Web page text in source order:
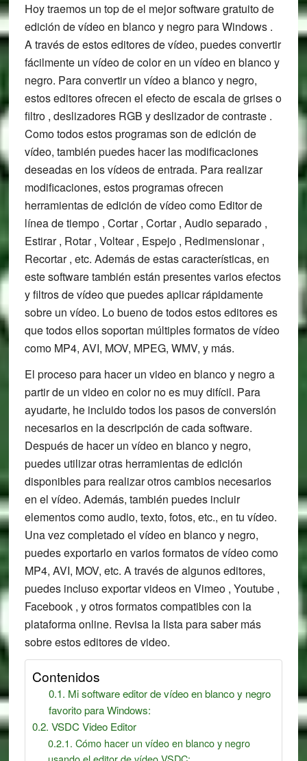
Hoy traemos un top de el mejor software gratuito de
edición de vídeo en blanco y negro para Windows .
A través de estos editores de vídeo, puedes convertir
fácilmente un vídeo de color en un vídeo en blanco y
negro. Para convertir un vídeo a blanco y negro,
estos editores ofrecen el efecto de escala de grises o
filtro , deslizadores RGB y deslizador de contraste .
Como todos estos programas son de edición de
vídeo, también puedes hacer las modificaciones
deseadas en los vídeos de entrada. Para realizar
modificaciones, estos programas ofrecen
herramientas de edición de vídeo como Editor de
línea de tiempo , Cortar , Cortar , Audio separado ,
Estirar , Rotar , Voltear , Espejo , Redimensionar ,
Recortar , etc. Además de estas características, en
este software también están presentes varios efectos
y filtros de vídeo que puedes aplicar rápidamente
sobre un vídeo. Lo bueno de todos estos editores es
que todos ellos soportan múltiples formatos de vídeo
como MP4, AVI, MOV, MPEG, WMV, y más.
El proceso para hacer un video en blanco y negro a
partir de un video en color no es muy difícil. Para
ayudarte, he incluido todos los pasos de conversión
necesarios en la descripción de cada software.
Después de hacer un vídeo en blanco y negro,
puedes utilizar otras herramientas de edición
disponibles para realizar otros cambios necesarios
en el vídeo. Además, también puedes incluir
elementos como audio, texto, fotos, etc., en tu vídeo.
Una vez completado el vídeo en blanco y negro,
puedes exportarlo en varios formatos de vídeo como
MP4, AVI, MOV, etc. A través de algunos editores,
puedes incluso exportar videos en Vimeo , Youtube ,
Facebook , y otros formatos compatibles con la
plataforma online. Revisa la lista para saber más
sobre estos editores de video.
Contenidos
Mi software editor de vídeo en blanco y negro
favorito para Windows:
VSDC Video Editor
Cómo hacer un vídeo en blanco y negro